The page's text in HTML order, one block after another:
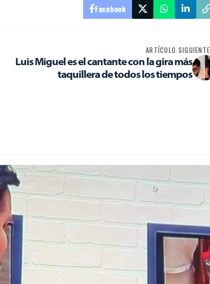
Facebook
ARTÍCULO SIGUIENTE
Luis Miguel es el cantante con la gira más
taquillera de todos los tiempos